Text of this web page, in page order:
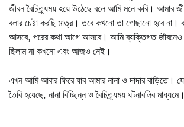
জীবন বৈচিত্র্যময় হয়ে উঠেছে বলে আমি মনে করি। আমার
বলার চেষ্টা করছি মাত্র। তবে কখনো তা গোছানো হবে
আসবে, পরের কথা আগে আসবে। আমি ব্যক্তিগত জীবনেও
ছিলাম না কখনো এবং আজও নেই।
এখন আমি আবার ফিরে যাব আমার নানা ও দাদার বাড়িতে।
তৈরি হয়েছে, নানা বিচ্ছিন্ন ও বৈচিত্র্যময় ঘটনাবলির মাধ্যমে।